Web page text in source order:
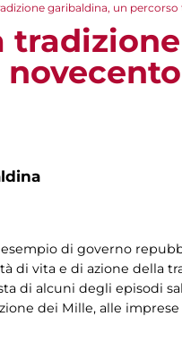
garibaldina, un
di governo
di vita e di azione della
di alcuni degli episodi
dei Mille, alle